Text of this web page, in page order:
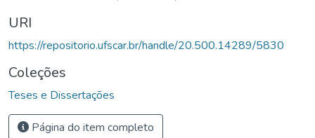
URI
https://repositorio.ufscar.br/handle/20.500.14289/5830
Coleções
Teses e Dissertações
Página do item completo